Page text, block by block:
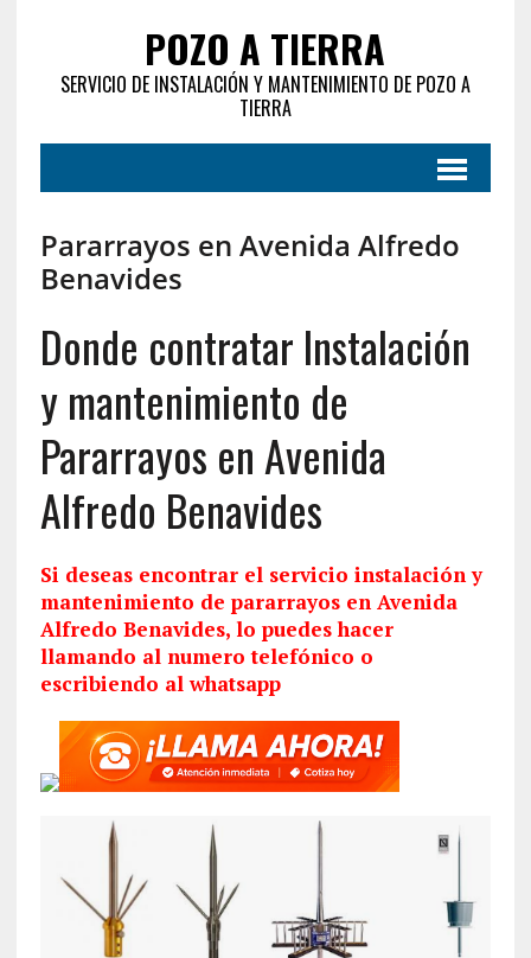
POZO A TIERRA
SERVICIO DE INSTALACIÓN Y MANTENIMIENTO DE POZO A
TIERRA
Pararrayos en Avenida Alfredo
Benavides
Donde contratar Instalación
y mantenimiento de
Pararrayos en Avenida
Alfredo Benavides
Si deseas encontrar el servicio instalacióny
mantenimiento de pararrayos en Avenida
Alfredo Benavides, lo puedes hacer
llamando al numero telefónico o
escribiendo al whatsapp